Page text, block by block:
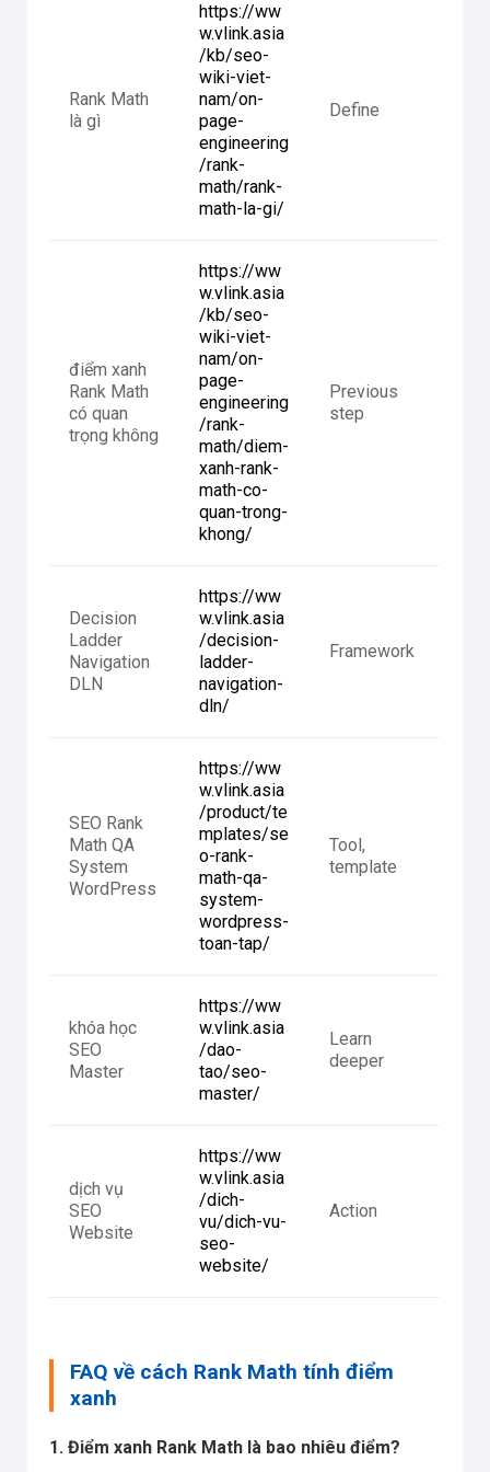
Rank Math
là gì
https://ww
w.vlink.asia
/kb/seo-
wiki-viet-
nam/on-
page-
engineering
/rank-
math/rank-
math-la-gi/
Define
điểm xanh
Rank Math
có quan
trọng không
https://ww
w.vlink.asia
/kb/seo-
wiki-viet-
nam/on-
page-
engineering
/rank-
math/diem-
xanh-rank-
math-co-
quan-trong-
khong/
Previous
step
Decision
Ladder
Navigation
DLN
https://ww
w.vlink.asia
/decision-
ladder-
navigation-
dln/
Framework
SEO Rank
Math QA
System
WordPress
https://ww
w.vlink.asia
/product/te
mplates/se
o-rank-
math-qa-
system-
wordpress-
toan-tap/
Tool,
template
khóa học
SEO
Master
https://ww
w.vlink.asia
/dao-
tao/seo-
master/
Learn
deeper
dịch vụ
SEO
Website
https://ww
w.vlink.asia
/dich-
vu/dich-vu-
seo-
website/
Action
FAQ về cách Rank Math tính điểm
xanh
1. Điểm xanh Rank Math là bao nhiêu điểm?